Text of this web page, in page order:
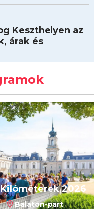
Keszthelyen az
árak és
2026
Balaton-part